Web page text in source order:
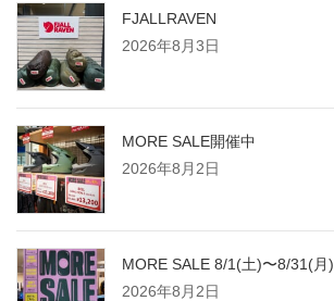
FJALLRAVEN
2026年8月3日
MORE SALE開催中
2026年8月2日
MORE SALE 8/1(土)〜8/31(月)
2026年8月2日